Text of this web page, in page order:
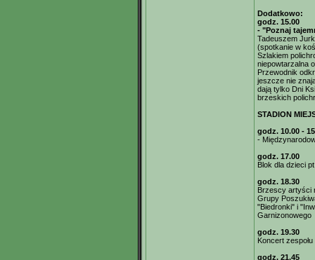
Dodatkowo:
godz. 15.00
- "Poznaj
Tadeuszem
(spotkanie w
Szlakiem
niepowtarzalna
Przewodnik
jeszcze nie
dają tylko Dni
brzeskich
STADION
godz. 10.00 -
-
godz. 17.00
Blok dla dzieci
godz. 18.30
Brzescy artyści
Grupy
"Biedronki" i
Garnizonowego
godz. 19.30
Koncert
godz. 21.45